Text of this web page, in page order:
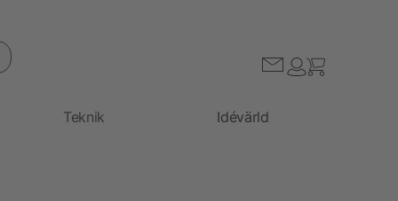
Teknik Idévärld